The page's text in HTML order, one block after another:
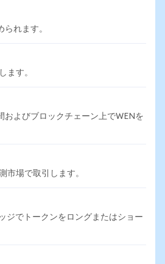
られます。
ます。
およびブロックチェーン上でWENを
市場で取引します。
ジでトークンをロングまたはショー